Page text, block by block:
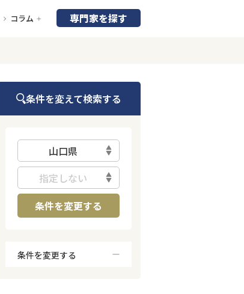
コラム 専門家を探す
条件を変えて検索する
山口県
指定しない
条件を変更する
条件を変更する